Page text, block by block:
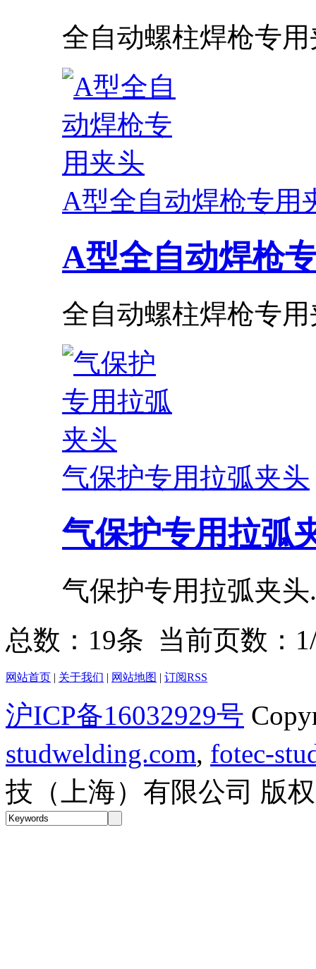
全自动螺柱焊枪专用
A型全自动焊枪专用
A型全自动焊枪
全自动螺柱焊枪专用
气保护专用拉弧夹头
气保护专用拉弧
气保护专用拉弧夹头
总数：19条 当前页数： 1
网站首页 | 关于我们 | 网站地图 | 订阅RSS
沪ICP备16032929号
studwelding.com, fotec-
技（上海）有限公司 版